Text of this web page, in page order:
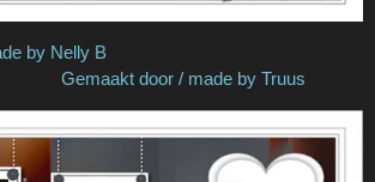
/ made by Nelly B
/ made by Truus